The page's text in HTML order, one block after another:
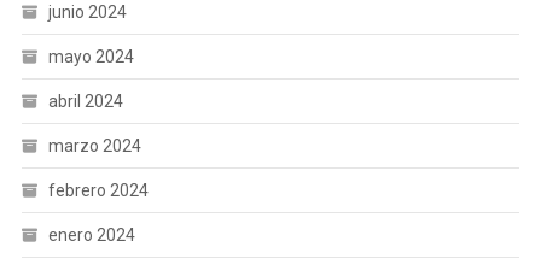
junio 2024
mayo 2024
abril 2024
marzo 2024
febrero 2024
enero 2024